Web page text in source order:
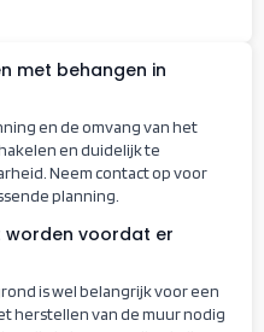
met behangen in
en de omvang van het
en duidelijk te
Neem contact op voor
planning.
worden voordat er
is wel belangrijk voor een
herstellen van de muur nodig